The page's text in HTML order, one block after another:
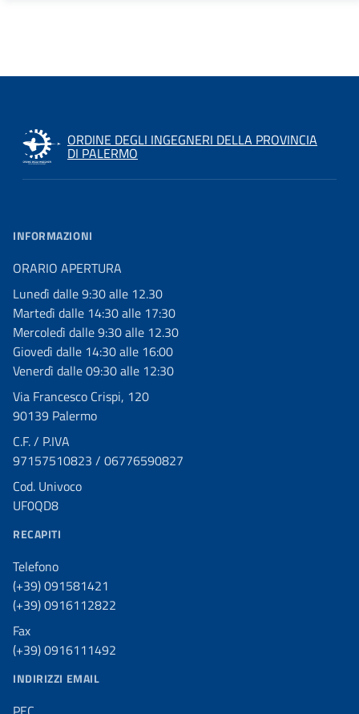
ORDINE DEGLI INGEGNERI DELLA PROVINCIA
DI PALERMO
INFORMAZIONI
ORARIO APERTURA
Lunedì dalle 9:30 alle 12.30
Martedì dalle 14:30 alle 17:30
Mercoledì dalle 9:30 alle 12.30
Giovedì dalle 14:30 alle 16:00
Venerdì dalle 09:30 alle 12:30
Via Francesco Crispi, 120
90139 Palermo
C.F. / P.IVA
97157510823 / 06776590827
Cod. Univoco
UF0QD8
RECAPITI
Telefono
(+39) 091581421
(+39) 0916112822
Fax
(+39) 0916111492
INDIRIZZI EMAIL